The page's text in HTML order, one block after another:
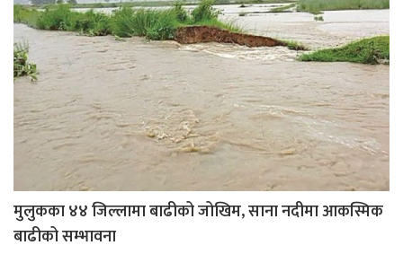
मुलुकका ४४ जिल्लामा बाढीको जोखिम, साना नदीमा आकस्मिक
बाढीको सम्भावना